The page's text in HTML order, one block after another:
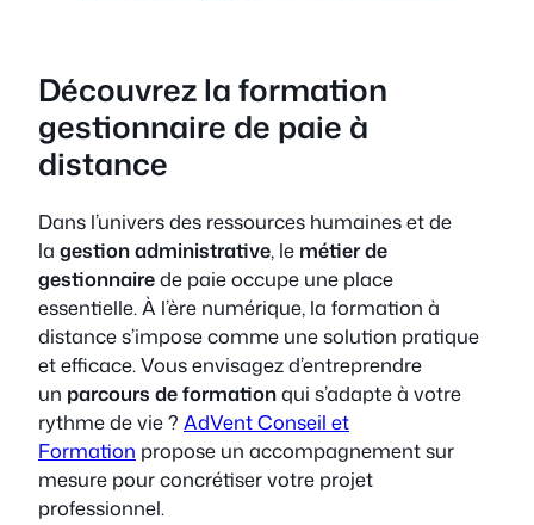
Découvrez la formation
gestionnaire de paie à
distance
Dans l’univers des ressources humaineset de
la gestion administrative, le métier de
gestionnairede paie occupe une place
essentielle. À l’ère numérique, la formation à
distance s’impose comme une solution pratique
et efficace. Vous envisagez d’entreprendre
un parcours de formationqui s’adapte à votre
rythme de vie ? AdVent Conseil et
Formation propose un accompagnement sur
mesure pour concrétiser votre projet
professionnel.